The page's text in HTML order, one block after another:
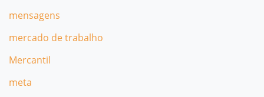
mensagens
mercado de trabalho
Mercantil
meta